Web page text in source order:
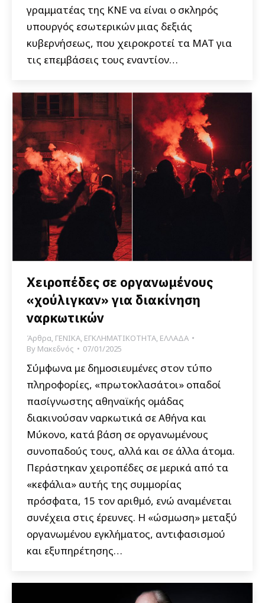
γραμματέας της ΚΝΕ να είναι ο σκληρός
υπουργός εσωτερικών μιας δεξιάς
κυβερνήσεως, που χειροκροτεί τα ΜΑΤ για
τις επεμβάσεις τους εναντίον…
Χειροπέδες σε οργανωμένους
«χούλιγκαν» για διακίνηση
ναρκωτικών
Άρθρα, ΓΕΝΙΚΑ, ΕΓΚΛΗΜΑΤΙΚΟΤΗΤΑ, ΕΛΛΑΔΑ
By Μακεδνός 07/01/2025
Σύμφωνα με δημοσιευμένες στον τύπο
πληροφορίες, «πρωτοκλασάτοι» οπαδοί
πασίγνωστης αθηναϊκής ομάδας
διακινούσαν ναρκωτικά σε Αθήνα και
Μύκονο, κατά βάση σε οργανωμένους
συνοπαδούς τους, αλλά και σε άλλα άτομα.
Περάστηκαν χειροπέδες σε μερικά από τα
«κεφάλια» αυτής της συμμορίας
πρόσφατα, 15 τον αριθμό, ενώ αναμένεται
συνέχεια στις έρευνες. Η «ώσμωση» μεταξύ
οργανωμένου εγκλήματος, αντιφασισμού
και εξυπηρέτησης…